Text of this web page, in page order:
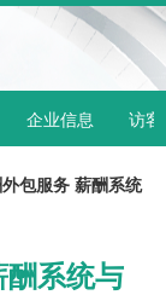
企业信息 访客
包服务 薪酬系统
系统与